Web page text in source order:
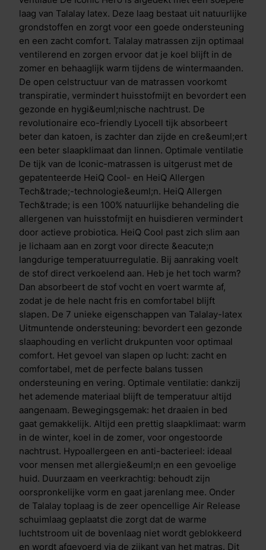
Dan absorbeert de stof vocht en voert warmte af,
zodat je de hele nacht fris en comfortabel blijft
slapen. De 7 unieke eigenschappen van Talalay-latex
Uitmuntende ondersteuning: bevordert een gezonde
slaaphouding en verlicht drukpunten voor optimaal
comfort. Het gevoel van slapen op lucht: zacht en
comfortabel, met de perfecte balans tussen
ondersteuning en vering. Optimale ventilatie: dankzij
het ademende materiaal blijft de temperatuur altijd
aangenaam. Bewegingsgemak: het draaien in bed
gaat gemakkelijk. Altijd een prettig slaapklimaat: warm
in de winter, koel in de zomer, voor ongestoorde
nachtrust. Hypoallergeen en anti-bacterieel: ideaal
voor mensen met allergie&euml;n en een gevoelige
huid. Duurzaam en veerkrachtig: behoudt zijn
oorspronkelijke vorm en gaat jarenlang mee. Onder
de Talalay toplaag is de zeer opencellige Air Release
schuimlaag geplaatst die zorgt dat de warme
luchtstroom uit de bovenlaag niet wordt geblokkeerd
en wordt afgevoerd via de zijkant van het matras. Dit
bevordert de levensduur van het matras en zorgt voor
een hygi&euml;nisch slaapklimaat. Vanwege de sterk
mechanische eigenschappen van de Contour Support
is deze laag daarnaast de perfecte beschermlaag voor
gebruik in verstelbare bedden. Het verschil tussen de
Iconic Legend 7 en de Iconic Legend 8 is de zachtere
loplaag van de Iconic Legend 7.&nbsp;Kies, wanneer
je een smalle lichaamsbouw hebt, de zachte toplaag
voor de best mogelijke ondersteuning. Deze keuze is
echter ook afhankelijk van je persoonlijke voorkeur.
De M line Iconic Legend is de favoriet
van&nbsp;wielrenner Robert Gesink. &nbsp;
&ldquo;You are the hero of your own story.&rdquo;
laag van Talalay latex. Deze laag bestaat uit natuurlijke
grondstoffen en zorgt voor een goede ondersteuning
en een zacht comfort. Talalay matrassen zijn optimaal
ventilerend en zorgen ervoor dat je koel blijft in de
zomer en behaaglijk warm tijdens de wintermaanden.
De open celstructuur van de matrassen voorkomt
transpiratie, vermindert huisstofmijt en bevordert een
gezonde en hygi&euml;nische nachtrust. De
revolutionaire eco-friendly Lyocell tijk absorbeert
beter dan katoen, is zachter dan zijde en cre&euml;ert
een beter slaapklimaat dan linnen. Optimale ventilatie
De tijk van de Iconic-matrassen is uitgerust met de
gepatenteerde HeiQ Cool- en HeiQ Allergen
Tech&trade;-technologie&euml;n. HeiQ Allergen
Tech&trade; is een 100% natuurlijke behandeling die
allergenen van huisstofmijt en huisdieren vermindert
door actieve probiotica. HeiQ Cool past zich slim aan
je lichaam aan en zorgt voor directe &eacute;n
langdurige temperatuurregulatie. Bij aanraking voelt
de stof direct verkoelend aan. Heb je het toch warm?
Dan absorbeert de stof vocht en voert warmte af,
zodat je de hele nacht fris en comfortabel blijft
slapen. De 7 unieke eigenschappen van Talalay-latex
Uitmuntende ondersteuning: bevordert een gezonde
slaaphouding en verlicht drukpunten voor optimaal
comfort. Het gevoel van slapen op lucht: zacht en
comfortabel, met de perfecte balans tussen
ondersteuning en vering. Optimale ventilatie: dankzij
het ademende materiaal blijft de temperatuur altijd
aangenaam. Bewegingsgemak: het draaien in bed
gaat gemakkelijk. Altijd een prettig slaapklimaat: warm
in de winter, koel in de zomer, voor ongestoorde
nachtrust. Hypoallergeen en anti-bacterieel: ideaal
voor mensen met allergie&euml;n en een gevoelige
huid. Duurzaam en veerkrachtig: behoudt zijn
oorspronkelijke vorm en gaat jarenlang mee. Onder
de Talalay toplaag is de zeer opencellige Air Release
schuimlaag geplaatst die zorgt dat de warme
luchtstroom uit de bovenlaag niet wordt geblokkeerd
en wordt afgevoerd via de zijkant van het matras. Dit